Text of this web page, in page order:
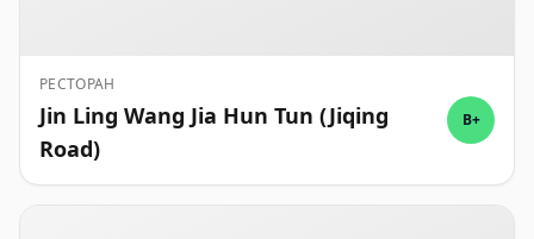
РЕСТОРАН
Jin Ling Wang Jia Hun Tun (Jiqing
Road)
B+